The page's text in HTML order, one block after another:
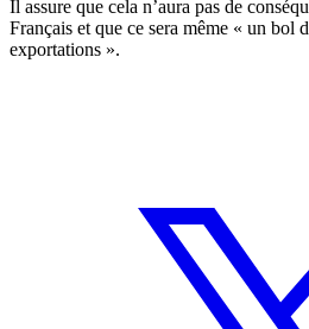
Il assure que cela n’aura pas de
Français et que ce sera même « un bol
exportations ».